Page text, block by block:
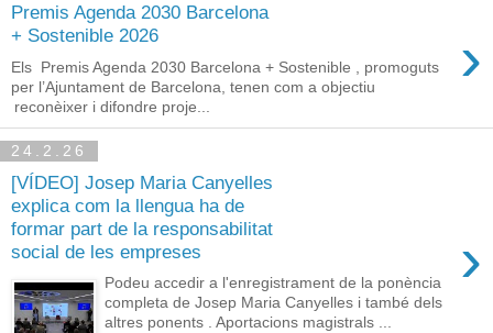
Premis Agenda 2030 Barcelona
+ Sostenible 2026
›
Els Premis Agenda 2030 Barcelona + Sostenible , promoguts
per l’Ajuntament de Barcelona, tenen com a objectiu
reconèixer i difondre proje...
24.2.26
[VÍDEO] Josep Maria Canyelles
explica com la llengua ha de
formar part de la responsabilitat
social de les empreses
›
Podeu accedir a l'enregistrament de la ponència
completa de Josep Maria Canyelles i també dels
altres ponents . Aportacions magistrals ...